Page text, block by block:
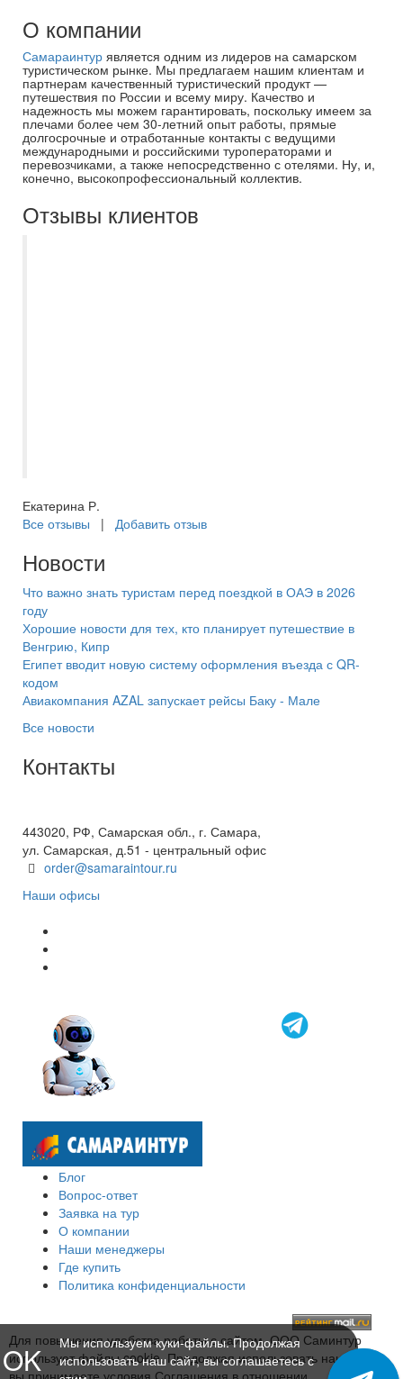
О компании
Самараинтур является одним из лидеров на самарском
туристическом рынке. Мы предлагаем нашим клиентам и
партнерам качественный туристический продукт —
путешествия по России и всему миру. Качество и
надежность мы можем гарантировать, поскольку имеем за
плечами более чем 30-летний опыт работы, прямые
долгосрочные и отработанные контакты с ведущими
международными и российскими туроператорами и
перевозчиками, а также непосредственно с отелями. Ну, и,
конечно, высокопрофессиональный коллектив.
Отзывы клиентов
Екатерина Р.
Все отзывы | Добавить отзыв
Новости
Что важно знать туристам перед поездкой в ОАЭ в 2026
году
Хорошие новости для тех, кто планирует путешествие в
Венгрию, Кипр
Египет вводит новую систему оформления въезда с QR-
кодом
Авиакомпания AZAL запускает рейсы Баку - Мале
Все новости
Контакты
443020, РФ, Самарская обл., г. Самара,
ул. Самарская, д.51 - центральный офис
order@samaraintour.ru
Наши офисы
Блог
Вопрос-ответ
Заявка на тур
О компании
Наши менеджеры
Где купить
Политика конфиденциальности
Для повышения удобства работы с сайтом, ООО Саминтур
использует файлы cookie. Продолжая использовать наш сайт,
OK
Мы используем куки-файлы. Продолжая
использовать наш сайт, вы соглашаетесь с